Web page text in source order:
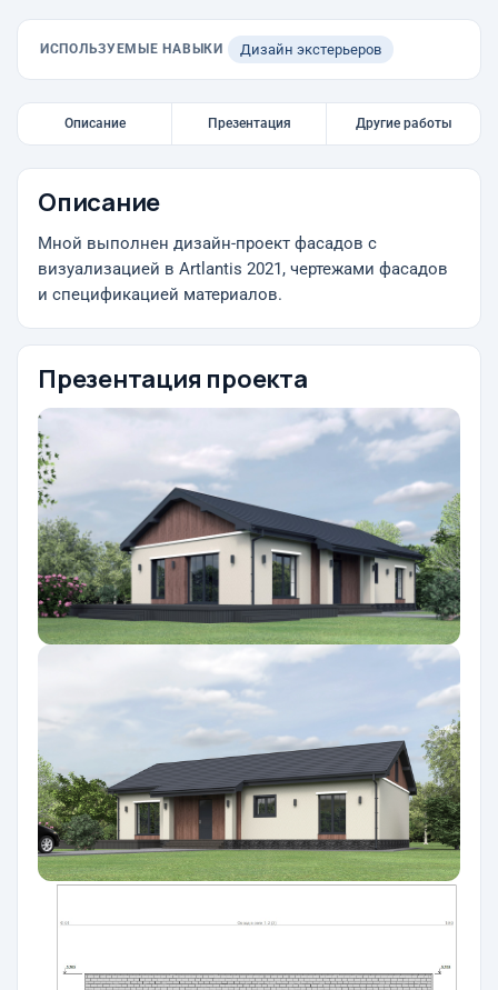
ИСПОЛЬЗУЕМЫЕ НАВЫКИ Дизайн экстерьеров
Описание Презентация Другие работы
Описание
Мной выполнен дизайн-проект фасадов с
визуализацией в Artlantis 2021, чертежами фасадов
и спецификацией материалов.
Презентация проекта